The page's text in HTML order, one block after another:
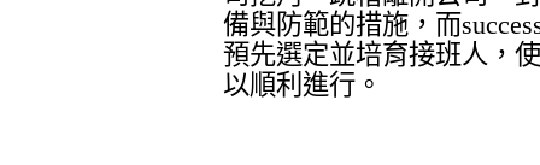
備與防範的措施，而
預先選定並培育接班人，
以順利進行。